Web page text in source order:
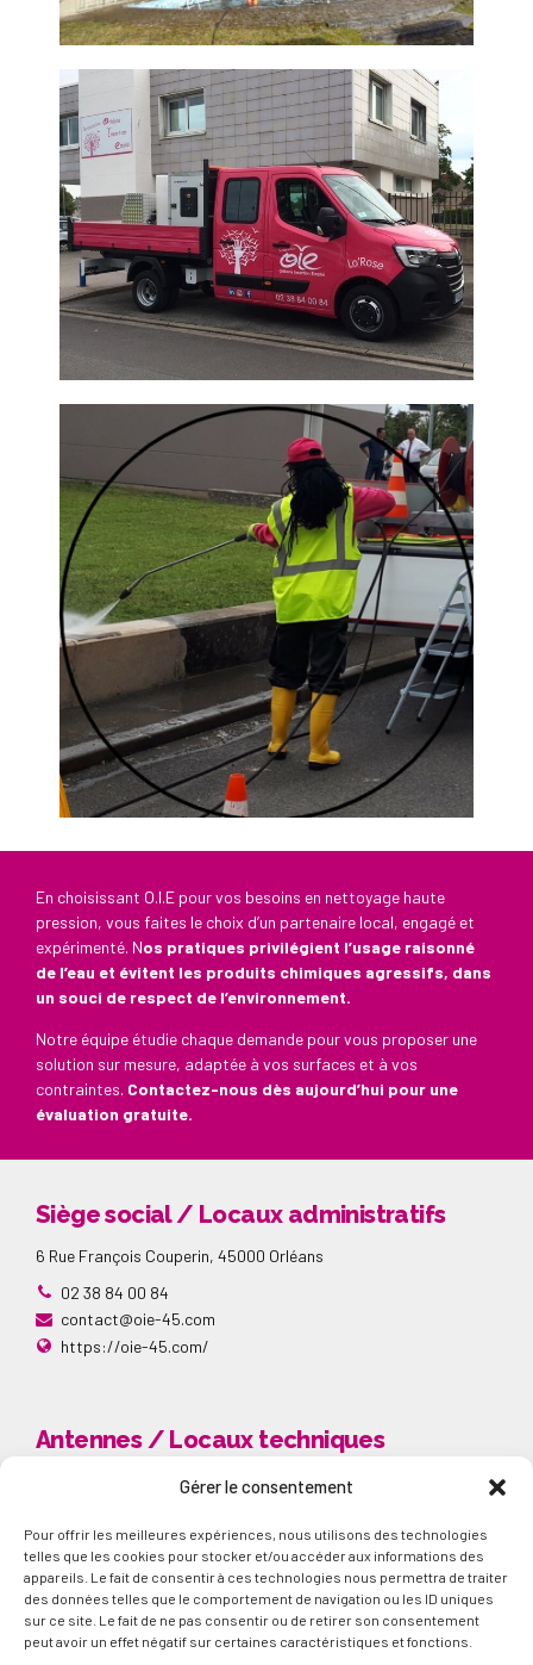
Gérer le consentement
Pour offrir les meilleures expériences, nous utilisons des technologies
telles que les cookies pour stocker et/ou accéder aux informations des
appareils. Le fait de consentir à ces technologies nous permettra de traiter
des données telles que le comportement de navigation ou les ID uniques
sur ce site. Le fait de ne pas consentir ou de retirer son consentement
peut avoir un effet négatif sur certaines caractéristiques et fonctions.
En choisissant O.I.E pour vos besoins en nettoyage haute
pression, vous faites le choix d’un partenaire local, engagé et
expérimenté. Nos pratiques privilégient l’usage raisonné
de l’eau et évitent les produits chimiques agressifs, dans
un souci de respect de l’environnement.
Notre équipe étudie chaque demande pour vous proposer une
solution sur mesure, adaptée à vos surfaces et à vos
contraintes. Contactez-nous dès aujourd’hui pour une
évaluation gratuite.
Siège social / Locaux administratifs
6 Rue François Couperin, 45000 Orléans
02 38 84 00 84
contact@oie-45.com
https://oie-45.com/
Antennes / Locaux techniques
ORLEANS ARGONNE : 2-4-6 Rue Paul Dukas, 45000
45800 Saint Jean de Braye
ORLEANS LA SOURCE : 24-26 Avenue de la Bolière, 45000
Orléans
Réseaux sociaux
Suivez nous sur nos différents réseaux sociaux